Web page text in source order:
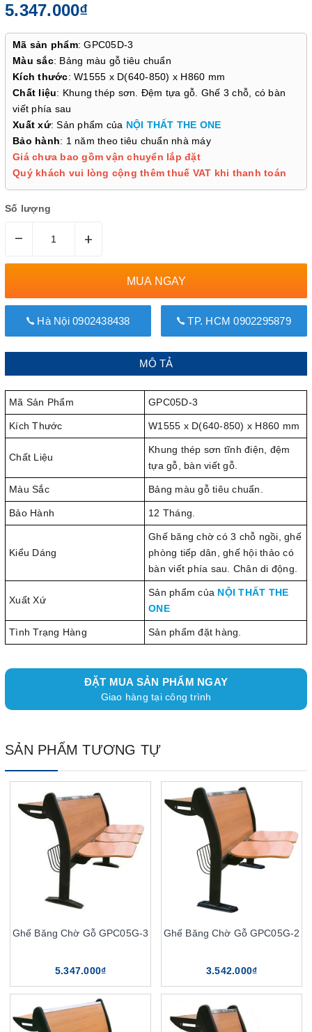
5.347.000₫
Mã sản phẩm: GPC05D-3
Màu sắc: Bảng màu gỗ tiêu chuẩn
Kích thước: W1555 x D(640-850) x H860 mm
Chất liệu: Khung thép sơn. Đệm tựa gỗ. Ghế 3 chỗ, có bàn
viết phía sau
Xuất xứ: Sản phẩm của NỘI THẤT THE ONE
Bảo hành: 1 năm theo tiêu chuẩn nhà máy
Giá chưa bao gồm vận chuyển lắp đặt
Quý khách vui lòng cộng thêm thuế VAT khi thanh toán
Số lượng
– +
MUA NGAY
Hà Nội 0902438438 TP. HCM 0902295879
MÔ TẢ
Mã Sản Phẩm GPC05D-3
Kích Thước W1555 x D(640-850) x H860 mm
Chất Liệu
Khung thép sơn tĩnh điện, đệm
tựa gỗ, bàn viết gỗ.
Màu Sắc Bảng màu gỗ tiêu chuẩn.
Bảo Hành 12 Tháng.
Kiểu Dáng
Ghế băng chờ có 3 chỗ ngồi, ghế
phòng tiếp dân, ghế hội thảo có
bàn viết phía sau. Chân di động.
Xuất Xứ
Sản phẩm của NỘI THẤT THE
ONE
Tình Trạng Hàng Sản phẩm đặt hàng.
ĐẶT MUA SẢN PHẨM NGAY
Giao hàng tại công trình
SẢN PHẨM TƯƠNG TỰ
Ghế Băng Chờ Gỗ GPC05G-3
5.347.000₫
Ghế Băng Chờ Gỗ GPC05G-2
3.542.000₫